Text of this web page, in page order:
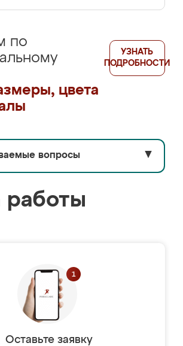
по
цвета
УЗНАТЬ
ПОДРОБНОСТИ
вопросы ▼
работы
Оставьте заявку